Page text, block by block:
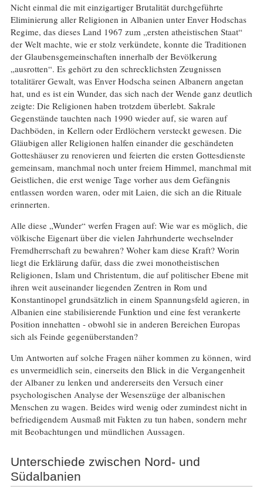
Nicht einmal die mit einzigartiger Brutalität durchgeführte
Eliminierung aller Religionen in Albanien unter Enver Hodschas
Regime, das dieses Land 1967 zum „ersten atheistischen Staat“
der Welt machte, wie er stolz verkündete, konnte die Traditionen
der Glaubensgemeinschaften innerhalb der Bevölkerung
„ausrotten“. Es gehört zu den schrecklichsten Zeugnissen
totalitärer Gewalt, was Enver Hodscha seinen Albanern angetan
hat, und es ist ein Wunder, das sich nach der Wende ganz deutlich
zeigte: Die Religionen haben trotzdem überlebt. Sakrale
Gegenstände tauchten nach 1990 wieder auf, sie waren auf
Dachböden, in Kellern oder Erdlöchern versteckt gewesen. Die
Gläubigen aller Religionen halfen einander die geschändeten
Gotteshäuser zu renovieren und feierten die ersten Gottesdienste
gemeinsam, manchmal noch unter freiem Himmel, manchmal mit
Geistlichen, die erst wenige Tage vorher aus dem Gefängnis
entlassen worden waren, oder mit Laien, die sich an die Rituale
erinnerten.
Alle diese „Wunder“ werfen Fragen auf: Wie war es möglich, die
völkische Eigenart über die vielen Jahrhunderte wechselnder
Fremdherrschaft zu bewahren? Woher kam diese Kraft? Worin
liegt die Erklärung dafür, dass die zwei monotheistischen
Religionen, Islam und Christentum, die auf politischer Ebene mit
ihren weit auseinander liegenden Zentren in Rom und
Konstantinopel grundsätzlich in einem Spannungsfeld agieren, in
Albanien eine stabilisierende Funktion und eine fest verankerte
Position innehatten - obwohl sie in anderen Bereichen Europas
sich als Feinde gegenüberstanden?
Um Antworten auf solche Fragen näher kommen zu können, wird
es unvermeidlich sein, einerseits den Blick in die Vergangenheit
der Albaner zu lenken und andererseits den Versuch einer
psychologischen Analyse der Wesenszüge der albanischen
Menschen zu wagen. Beides wird wenig oder zumindest nicht in
befriedigendem Ausmaß mit Fakten zu tun haben, sondern mehr
mit Beobachtungen und mündlichen Aussagen.
Unterschiede zwischen Nord- und
Südalbanien